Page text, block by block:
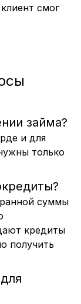
смог
займа?
и для
только
суммы
кредиты
получить